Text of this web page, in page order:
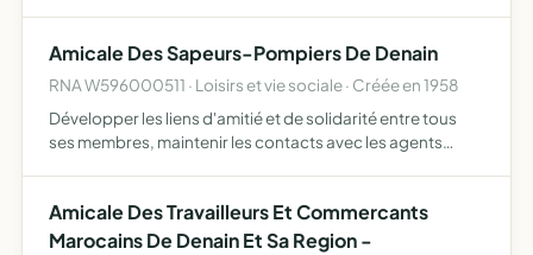
Amicale Des Sapeurs-Pompiers De Denain
RNA W596000511 · Loisirs et vie sociale · Créée en 1958
Développer les liens d'amitié et de solidarité entre tous
ses membres, maintenir les contacts avec les agents
Amicale Des Travailleurs Et Commercants
Marocains De Denain Et Sa Region -